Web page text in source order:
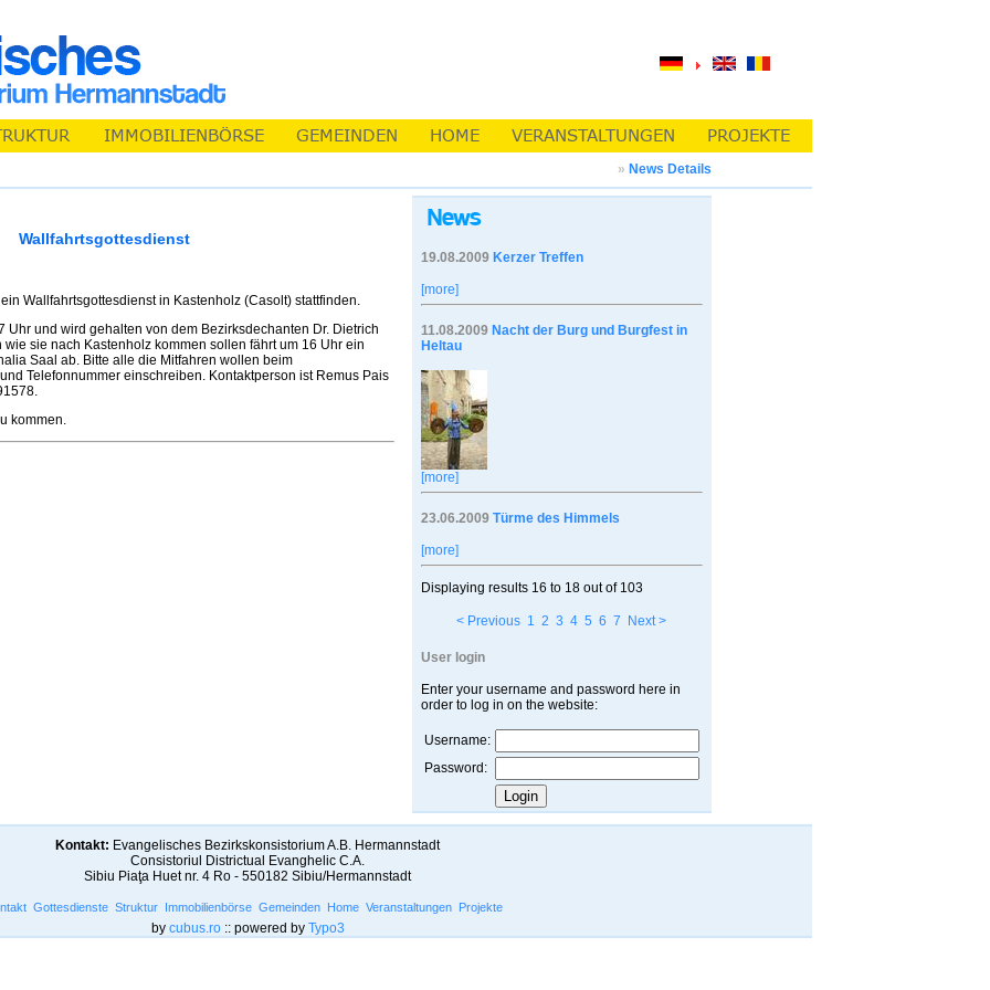
» News Details
Wallfahrtsgottesdienst
Wallfahrtsgottesdienst in Kastenholz (Casolt) stattfinden.
Uhr und wird gehalten von dem Bezirksdechanten Dr. Dietrich
sie nach Kastenholz kommen sollen fährt um 16 Uhr ein
Saal ab. Bitte alle die Mitfahren wollen beim
Telefonnummer einschreiben. Kontaktperson ist Remus Pais
kommen.
19.08.2009 Kerzer Treffen
[more]
11.08.2009 Nacht der Burg und Burgfest in
Heltau
[more]
23.06.2009 Türme des Himmels
[more]
Displaying results 16 to 18out of 103
< Previous 1 2 3 4 5 6 7 Next >
User login
Enter your username and password here in
order to log in on the website:
Username:
Password:
Kontakt: Evangelisches Bezirkskonsistorium A.B. Hermannstadt
Consistoriul Districtual Evanghelic C.A.
Sibiu Piaţa Huet nr. 4 Ro - 550182 Sibiu/Hermannstadt
Gottesdienste Struktur Immobilienbörse Gemeinden Home Veranstaltungen Projekte
by cubus.ro:: powered by Typo3